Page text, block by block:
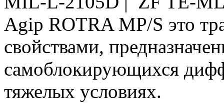
Agip ROTRA MP/S это
свойствами,
самоблокирующихся
тяжелых условиях.